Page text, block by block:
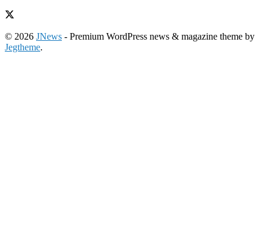
© 2026 JNews - Premium WordPress news & magazine theme by
Jegtheme.